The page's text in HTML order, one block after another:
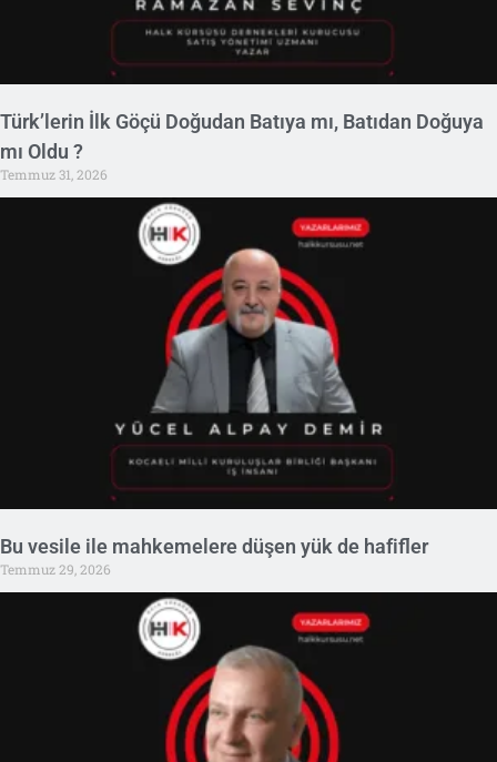
Türk’lerin İlk Göçü Doğudan Batıya mı, Batıdan Doğuya
mı Oldu ?
Temmuz 31, 2026
Bu vesile ile mahkemelere düşen yük de hafifler
Temmuz 29, 2026